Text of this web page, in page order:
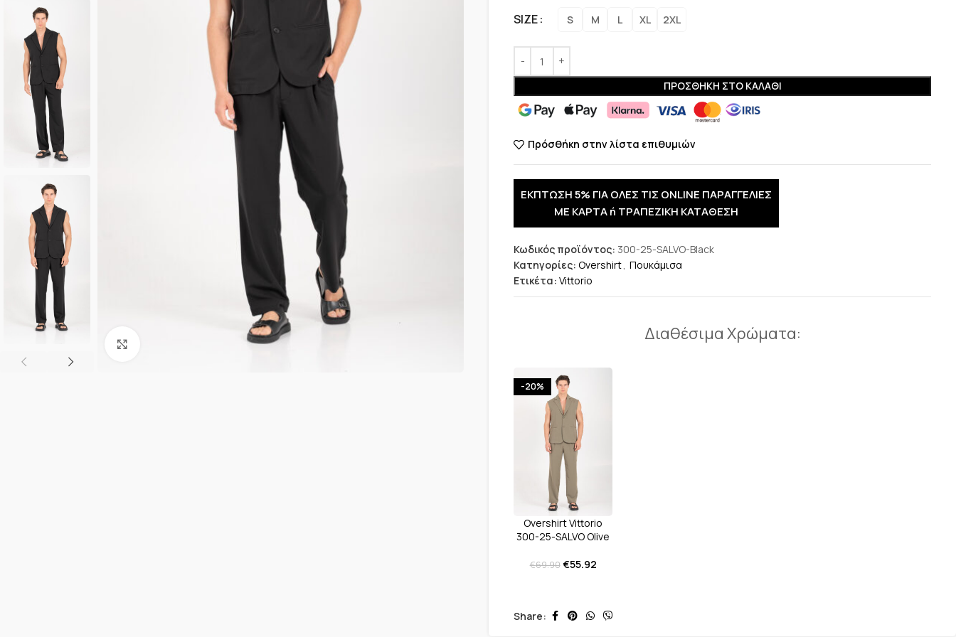
SIZE S M L XL 2XL
ΠΡΟΣΘΉΚΗ ΣΤΟ ΚΑΛΆΘΙ
Πρόσθήκη στην λίστα επιθυμιών
ΕΚΠΤΩΣΗ 5% ΓΙΑ ΟΛΕΣ ΤΙΣ ONLINE ΠΑΡΑΓΓΕΛΙΕΣ
ΜΕ ΚΑΡΤΑ ή ΤΡΑΠΕΖΙΚΗ ΚΑΤΑΘΕΣΗ
Κωδικός προϊόντος: 300-25-SALVO-Black
Κατηγορίες: Overshirt, Πουκάμισα
Ετικέτα: Vittorio
Διαθέσιμα Χρώματα:
-20%
Overshirt Vittorio
300-25-SALVO Olive
€69.90€55.92
Share: